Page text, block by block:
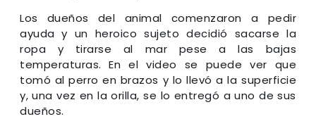
Los dueños del animal comenzaron a pedir
ayuda y un heroico sujeto decidió sacarse la
ropa y tirarse al mar pese a las bajas
temperaturas. En el video se puede ver que
tomó al perro en brazos y lo llevó a la superficie
y, una vez en la orilla, se lo entregó a uno de sus
dueños.